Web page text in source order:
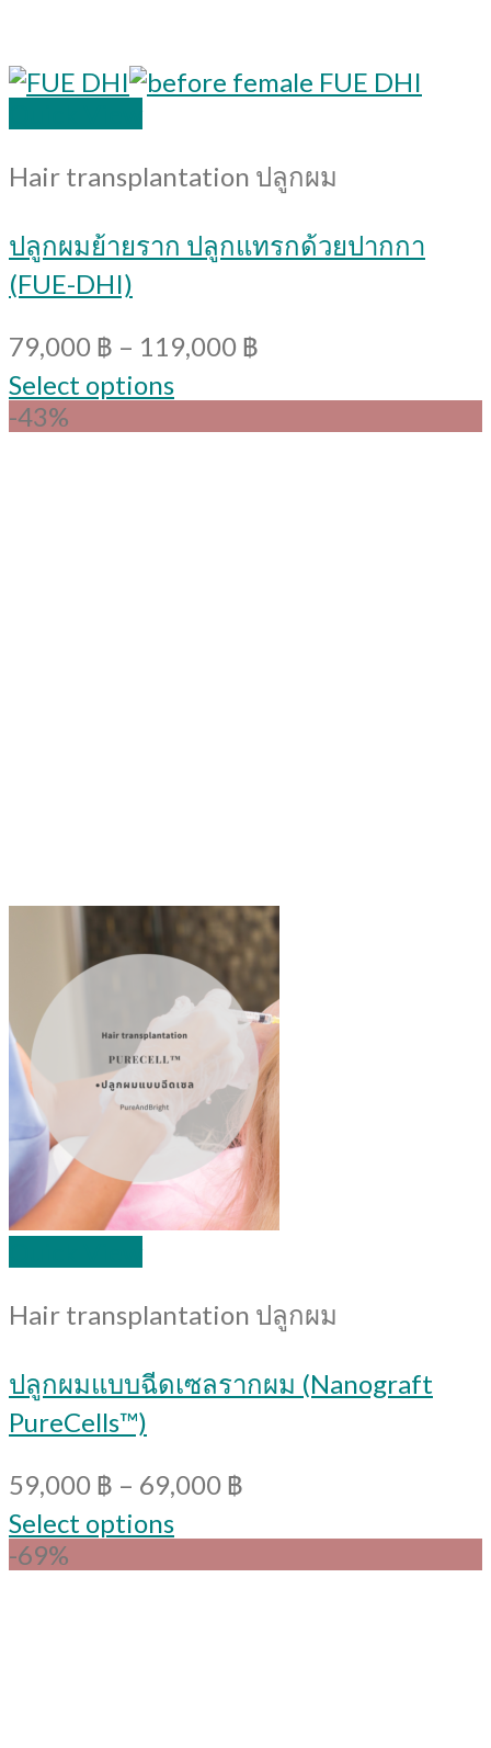
Hair transplantation ปลูกผม
ปลูกผมย้ายราก ปลูกแทรกด้วยปากกา
(FUE-DHI)
79,000 ฿ – 119,000 ฿
Select options
-43%
Hair transplantation ปลูกผม
ปลูกผมแบบฉีดเซลรากผม (Nanograft
PureCells™)
59,000 ฿ – 69,000 ฿
Select options
-69%